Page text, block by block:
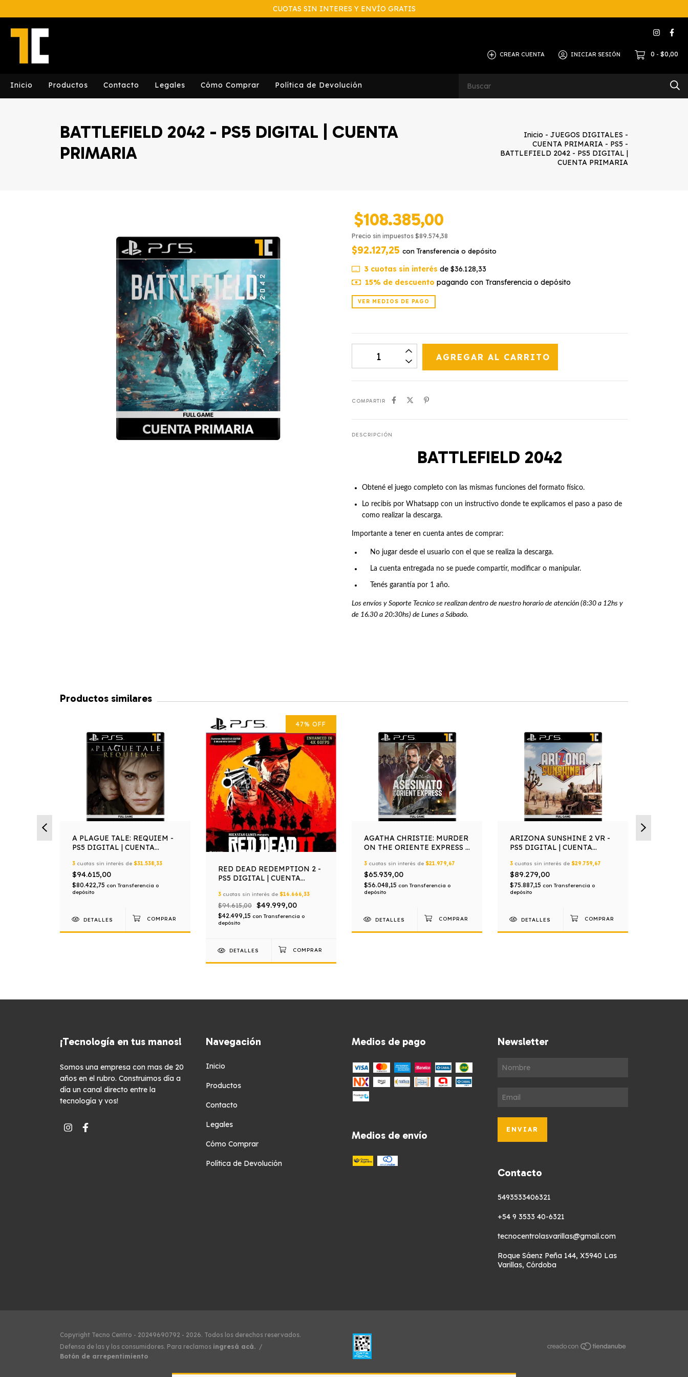
CUOTAS SIN INTERES Y ENVÍO GRATIS
CREAR CUENTA INICIAR SESIÓN 0 - $0,00
Inicio Productos Contacto Legales Cómo Comprar Política de Devolución
BATTLEFIELD 2042 - PS5 DIGITAL | CUENTA
PRIMARIA
Inicio - JUEGOS DIGITALES -
CUENTA PRIMARIA - PS5 -
BATTLEFIELD 2042 - PS5 DIGITAL |
CUENTA PRIMARIA
$108.385,00
Precio sin impuestos $89.574,38
$92.127,25 con Transferencia o depósito
3cuotas sin interés de $36.128,33
15% de descuento pagando con Transferencia o depósito
VER MEDIOS DE PAGO
COMPARTIR
DESCRIPCIÓN
BATTLEFIELD 2042
Obtené el juego completo con las mismas funciones del formato físico.
Lo recibís por Whatsapp con un instructivo donde te explicamos el paso a paso de
como realizar la descarga.
Importante a tener en cuenta antes de comprar:
No jugar desde el usuario con el que se realiza la descarga.
La cuenta entregada no se puede compartir, modificar o manipular.
Tenés garantía por 1 año.
Los envíos y Soporte Tecnico se realizan dentro de nuestro horario de atención (8:30 a 12hs y
de 16.30 a 20:30hs) de Lunes a Sábado.
Productos similares
A PLAGUE TALE: REQUIEM -
PS5 DIGITAL | CUENTA
3 cuotas sin interés de $31.538,33
$94.615,00
$80.422,75 con Transferencia o
depósito
DETALLES
47% OFF
RED DEAD REDEMPTION 2 -
PS5 DIGITAL | CUENTA
3 cuotas sin interés de $16.666,33
$94.615,00 $49.999,00
$42.499,15 con Transferencia o
depósito
DETALLES
AGATHA CHRISTIE: MURDER
ON THE ORIENTE EXPRESS -
PRIMARIA
3 cuotas sin interés de $21.979,67
$65.939,00
$56.048,15 con Transferencia o
depósito
DETALLES
ARIZONA SUNSHINE 2 VR -
PS5 DIGITAL | CUENTA
3 cuotas sin interés de $29.759,67
$89.279,00
$75.887,15 con Transferencia o
depósito
DETALLES
¡Tecnología en tus manos!
Somos una empresa con mas de 20
años en el rubro. Construimos día a
día un canal directo entre la
tecnología y vos!
Navegación
Inicio
Productos
Contacto
Legales
Cómo Comprar
Política de Devolución
Medios de pago
Medios de envío
Newsletter
Contacto
5493533406321
+54 9 3533 40-6321
tecnocentrolasvarillas@gmail.com
Roque Sáenz Peña 144, X5940 Las
Varillas, Córdoba
Copyright Tecno Centro - 20249690792 - 2026. Todos los derechos reservados.
Defensa de las y los consumidores. Para reclamos ingresá acá. /
Botón de arrepentimiento